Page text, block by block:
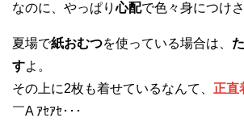
なのに、やっぱり心配で色々身につけ
夏場で紙おむつを使っている場合は、
すよ。
その上に2枚も着せているなんて、 正直
￣A ｱｾｱｾ･･･